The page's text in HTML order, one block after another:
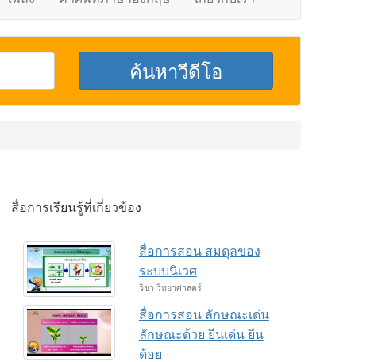
สื่อการเรียนรู้ที่เกี่ยวข้อง
สื่อการสอน สมดุลของ
ระบบนิเวศ
วิชา วิทยาศาสตร์
สื่อการสอน ลักษณะเด่น
ลักษณะด้วย ยีนเด่น ยีน
ด้อย